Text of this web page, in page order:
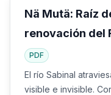
Nä Mutä: Raíz
renovación del
PDF
El río Sabinal
visible e invisible.